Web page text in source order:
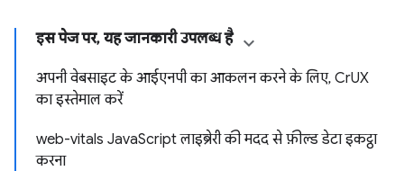
इस पेज पर, यह जानकारी उपलब्ध है
अपनी वेबसाइट के आईएनपी का आकलन करने के लिए, CrUX
का इस्तेमाल करें
web-vitals JavaScript लाइब्रेरी की मदद से फ़ील्ड डेटा इकट्ठा
करना